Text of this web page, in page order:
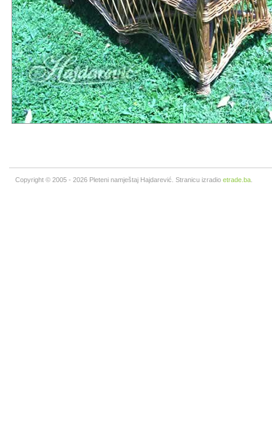
Copyright © 2005 - 2026 Pleteni namještaj Hajdarević. Stranicu izradio etrade.ba